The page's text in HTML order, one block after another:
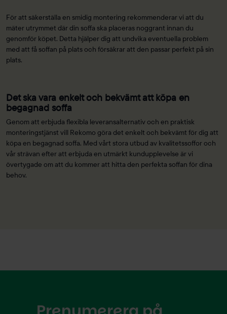
För att säkerställa en smidig montering rekommenderar vi att du
mäter utrymmet där din soffa ska placeras noggrant innan du
genomför köpet. Detta hjälper dig att undvika eventuella problem
med att få soffan på plats och försäkrar att den passar perfekt på sin
plats.
Det ska vara enkelt och bekvämt att köpa en
begagnad soffa
Genom att erbjuda flexibla leveransalternativ och en praktisk
monteringstjänst vill Rekomo göra det enkelt och bekvämt för dig att
köpa en begagnad soffa. Med vårt stora utbud av kvalitetssoffor och
vår strävan efter att erbjuda en utmärkt kundupplevelse är vi
övertygade om att du kommer att hitta den perfekta soffan för dina
behov.